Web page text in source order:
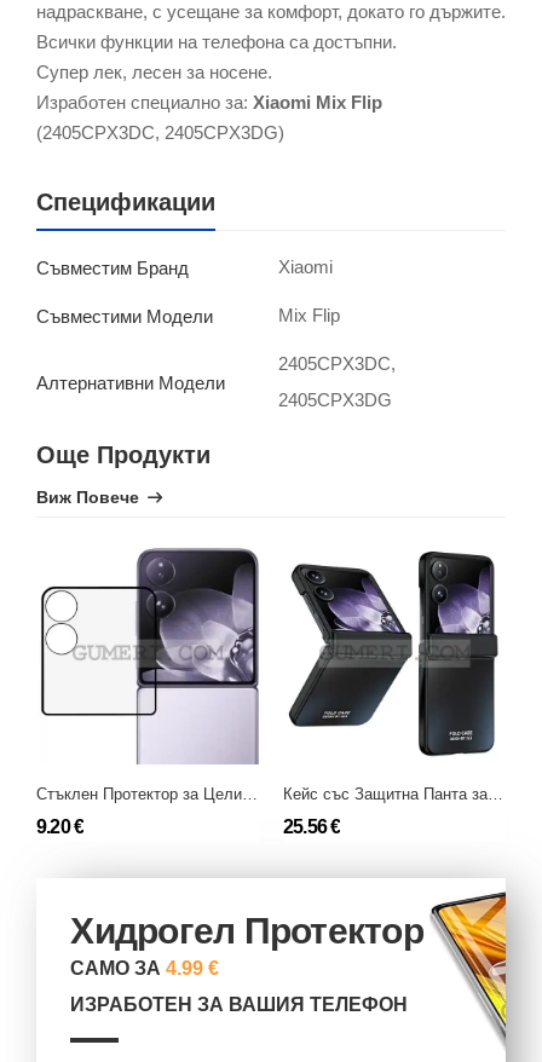
надраскване, с усещане за комфорт, докато го държите.
Всички функции на телефона са достъпни.
Супер лек, лесен за носене.
Изработен специално за: Xiaomi Mix Flip
(2405CPX3DC, 2405CPX3DG)
Спецификации
Съвместим Бранд Xiaomi
Съвместими Модели Mix Flip
Алтернативни Модели
2405CPX3DC,
2405CPX3DG
Още Продукти
Виж Повече
Стъклен Протектор за Целия Екран Full Glue за Xiaomi Mix Flip
9.20 €
Кейс със Защитна Панта за Xiaomi Mix Flip
25.56 €
Хидрогел Протектор
САМО ЗА4.99 €
ИЗРАБОТЕН ЗА ВАШИЯ ТЕЛЕФОН